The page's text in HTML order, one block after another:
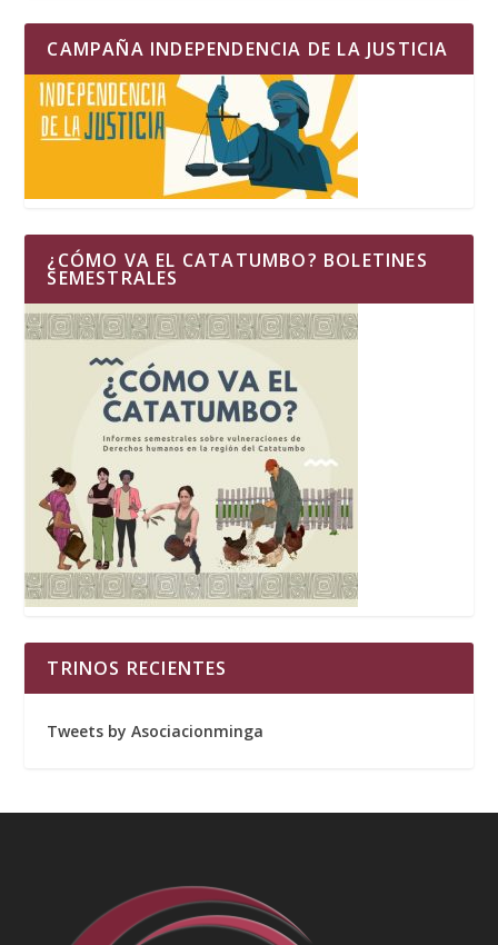
CAMPAÑA INDEPENDENCIA DE LA JUSTICIA
¿CÓMO VA EL CATATUMBO? BOLETINES
SEMESTRALES
TRINOS RECIENTES
Tweets by Asociacionminga